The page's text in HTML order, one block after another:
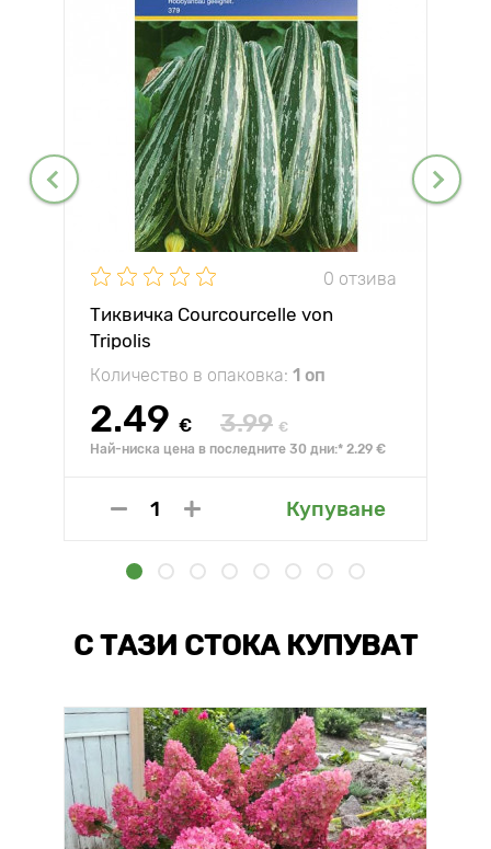
0 отзива
Тиквичка Courcourcelle von
Tripolis
Количество в опаковка: 1 оп
2.49 € 3.99 €
Най-ниска цена в последните 30 дни:* 2.29 €
Купуване
С ТАЗИ СТОКА КУПУВАТ